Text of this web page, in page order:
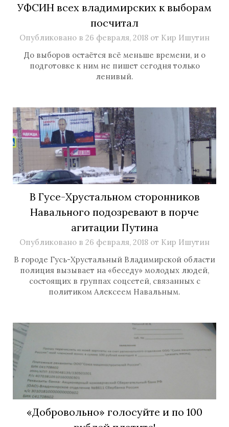
УФСИН всех владимирских к выборам
посчитал
Опубликовано в 26 февраля, 2018 от Кир Ишутин
До выборов остаётся всё меньше времени, и о
подготовке к ним не пишет сегодня только
ленивый.
В Гусе-Хрустальном сторонников
Навального подозревают в порче
агитации Путина
Опубликовано в 26 февраля, 2018 от Кир Ишутин
В городе Гусь-Хрустальный Владимирской области
полиция вызывает на «беседу» молодых людей,
состоящих в группах соцсетей, связанных с
политиком Алексеем Навальным.
«Добровольно» голосуйте и по 100